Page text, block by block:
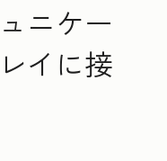
ニケー
イに接